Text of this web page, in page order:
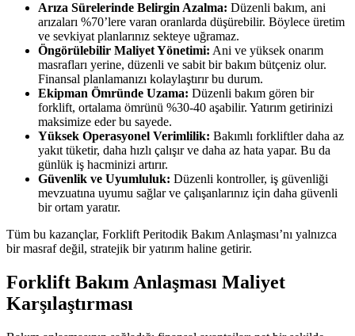
Arıza Sürelerinde Belirgin Azalma: Düzenli bakım, ani
arızaları %70’lere varan oranlarda düşürebilir. Böylece üretim
ve sevkiyat planlarınız sekteye uğramaz.
Öngörülebilir Maliyet Yönetimi: Ani ve yüksek onarım
masrafları yerine, düzenli ve sabit bir bakım bütçeniz olur.
Finansal planlamanızı kolaylaştırır bu durum.
Ekipman Ömründe Uzama: Düzenli bakım gören bir
forklift, ortalama ömrünü %30-40 aşabilir. Yatırım getirinizi
maksimize eder bu sayede.
Yüksek Operasyonel Verimlilik: Bakımlı forkliftler daha az
yakıt tüketir, daha hızlı çalışır ve daha az hata yapar. Bu da
günlük iş hacminizi artırır.
Güvenlik ve Uyumluluk: Düzenli kontroller, iş güvenliği
mevzuatına uyumu sağlar ve çalışanlarınız için daha güvenli
bir ortam yaratır.
Tüm bu kazançlar, Forklift Peritodik Bakım Anlaşması’nı yalnızca
bir masraf değil, stratejik bir yatırım haline getirir.
Forklift Bakım Anlaşması Maliyet
Karşılaştırması